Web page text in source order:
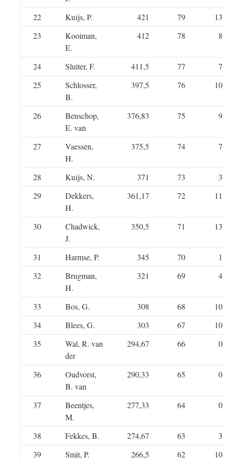
22
Kuijs, P. 421 79
13
23
Kooiman,
E.
412 78 8
24 Sluiter, F. 411,5 77
7
25
Schlosser,
B.
397,5 76 10
26
Benschop,
E. van
376,83 75 9
27
Vaessen,
H.
375,5 74 7
28 Kuijs, N. 371 73
3
29
Dekkers,
H.
361,17 72 11
30
Chadwick,
J.
350,5 71 13
31 Harmse, P. 345 70
1
32
Brugman,
H.
321 69 4
33 Bos, G. 308 68
10
34
Blees, G. 303 67
10
35
Wal, R. van
der
294,67 66 0
36
Oudvorst,
B. van
290,33 65 0
37
Beentjes,
M.
277,33 64 0
38 Fekkes, B. 274,67 63
3
39
Smit, P. 266,5 62
10